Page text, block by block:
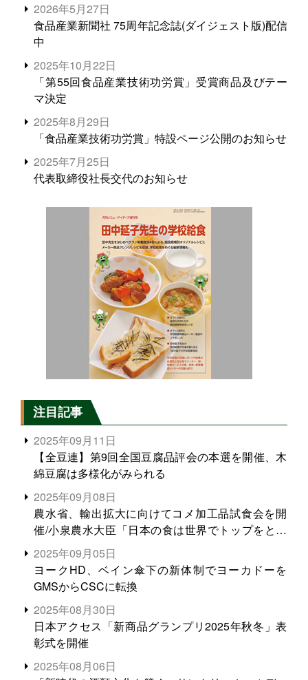
2026年5月27日
食品産業新聞社 75周年記念誌(ダイジェスト版)配信
中
2025年10月22日
「第55回食品産業技術功労賞」受賞商品及びテー
マ決定
2025年8月29日
「食品産業技術功労賞」特設ページ公開のお知らせ
2025年7月25日
代表取締役社長交代のお知らせ
注目記事
2025年09月11日
【全豆連】第9回全国豆腐品評会の本選を開催、木
綿豆腐は多様化がみられる
2025年09月08日
農水省、輸出拡大に向けてコメ加工品試食会を開
催/小泉農水大臣「日本の食は世界でトップをとれ
る。米増産に向けて、米輸出需要の拡大を」
2025年09月05日
ヨークHD、ベイン傘下の新体制でヨーカドーを
GMSからCSCに転換
2025年08月30日
日本アクセス「新商品グランプリ2025年秋冬」表
彰式を開催
2025年08月06日